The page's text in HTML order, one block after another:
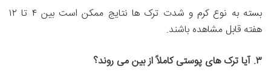
بسته به نوع کرم و شدت ترک ها نتایج ممکن است بین ۴ تا ۱۲
هفته قابل مشاهده باشند.
۳.آیا ترک های پوستی کاملاً از بین می روند؟